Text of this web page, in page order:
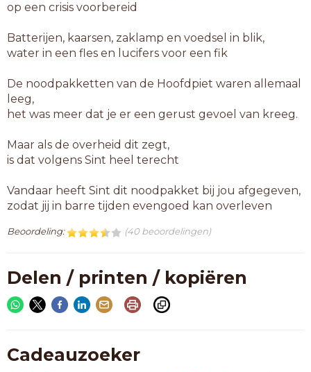
op een crisis voorbereid
Batterijen, kaarsen, zaklamp en voedsel in blik,
water in een fles en lucifers voor een fik
De noodpakketten van de Hoofdpiet waren allemaal
leeg,
het was meer dat je er een gerust gevoel van kreeg.
Maar als de overheid dit zegt,
is dat volgens Sint heel terecht
Vandaar heeft Sint dit noodpakket bij jou afgegeven,
zodat jij in barre tijden evengoed kan overleven
Beoordeling: (40 beoordelingen)
Delen / printen / kopiëren
Cadeauzoeker